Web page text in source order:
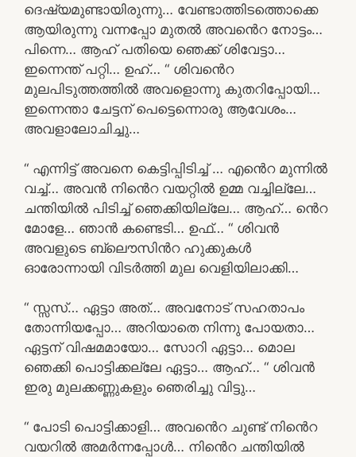
ദെഷ്യമുണ്ടായിരുന്നു… വേണ്ടാത്തിടത്തൊക്കെ
ആയിരുന്നു വന്നപ്പോ മുതൽ അവൻെറ നോട്ടം…
പിന്നെ… ആഹ് പതിയെ ഞെക്ക് ശിവേട്ടാ…
ഇന്നെന്ത് പറ്റി… ഉഹ്… “ ശിവൻെറ
മുലപിടുത്തത്തിൽ അവളൊന്നു കുതറിപ്പോയി…
ഇന്നെന്താ ചേട്ടന് പെട്ടെന്നൊരു ആവേശം…
അവളാലോചിച്ചു…
“ എന്നിട്ട് അവനെ കെട്ടിപ്പിടിച്ച് … എൻെറ മുന്നിൽ
വച്ച്… അവൻ നിൻെറ വയറ്റിൽ ഉമ്മ വച്ചില്ലേ…
ചന്തിയിൽ പിടിച്ച് ഞെക്കിയില്ലേ… ആഹ്… ൻെറ
മോളേ… ഞാൻ കണ്ടെടി… ഉഫ്… “ ശിവൻ
അവളുടെ ബ്ലൌസിൻറ ഹുക്കുകൾ
ഓരോന്നായി വിടർത്തി മുല വെളിയിലാക്കി…
“ സ്സസ്… ഏട്ടാ അത്… അവനോട് സഹതാപം
തോന്നിയപ്പോ… അറിയാതെ നിന്നു പോയതാ…
ഏട്ടന് വിഷമമായോ… സോറി ഏട്ടാ… മൊല
ഞെക്കി പൊട്ടിക്കല്ലേ ഏട്ടാ… ആഹ്… “ ശിവൻ
ഇരു മുലക്കണ്ണുകളും ഞെരിച്ചു വിട്ടു…
“ പോടി പൊട്ടിക്കാളി… അവൻെറ ചുണ്ട് നിൻെറ
വയറിൽ അമർന്നപ്പോൾ… നിൻെറ ചന്തിയിൽ